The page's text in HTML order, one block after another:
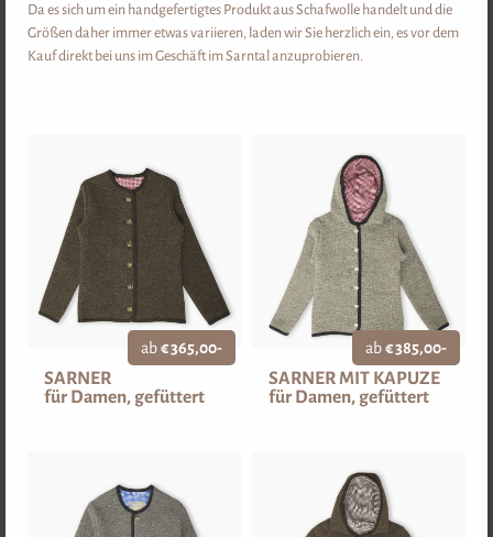
Da es sich um ein handgefertigtes Produkt aus Schafwolle handelt und die
Größen daher immer etwas variieren, laden wir Sie herzlich ein, es vor dem
Kauf direkt bei uns im Geschäft im Sarntal anzuprobieren.
ab€ 365,00-
SARNER
für Damen, gefüttert
ab€ 385,00-
SARNER MIT KAPUZE
für Damen, gefüttert
SCHURWOLLKISSEN
ab€ 72,00-
SCHURWOLLBETTDECKE
ab